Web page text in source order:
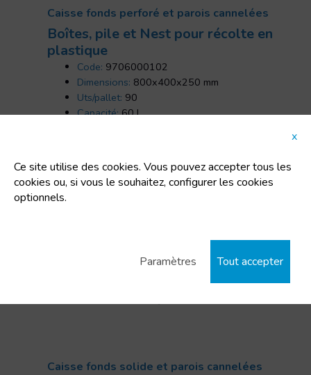
Caisse fonds perforé et parois cannelées
Boîtes, pile et Nest pour récolte en
plastique
Code: 9706000102
Dimensions: 800x400x250 mm
Uts/pallet: 90
Capacité:60 L
Caisse fonds solide et parois cannelées
Ce site utilise des cookies. Vous pouvez accepter tous les
cookies ou, si vous le souhaitez, configurer les cookies
optionnels.
x
Tout accepter
Paramètres